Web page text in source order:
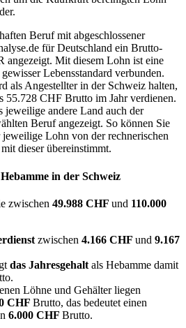
Beruf mit abgeschlossener
für Deutschland ein Brutto-
angezeigt. Mit diesem Lohn ist eine
Lebensstandard verbunden.
als Angestellter in der Schweiz halten,
55.728 CHF Brutto im Jahr verdienen.
jeweilige andere Land auch der
Beruf angezeigt. So können Sie
Lohn von der rechnerischen
dieser übereinstimmt.
Hebamme in der Schweiz
zwischen 49.988 CHF und 110.000
zwischen 4.166 CHF und 9.167
das Jahresgehalt als Hebamme damit
Löhne und Gehälter liegen
CHF Brutto, das bedeutet einen
6.000 CHF Brutto.